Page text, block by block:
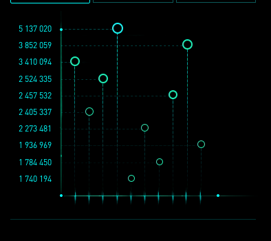
1 936 969
3 852 059
2 457 532
1 784 450
2 273 481
1 740 194
5 137 020
2 524 335
2 405 337
3 410 094